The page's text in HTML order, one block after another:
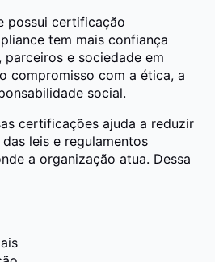
possui certificação
tem mais confiança
parceiros e sociedade em
compromisso com a ética, a
social.
certificações ajuda a reduzir
leis e regulamentos
a organização atua. Dessa